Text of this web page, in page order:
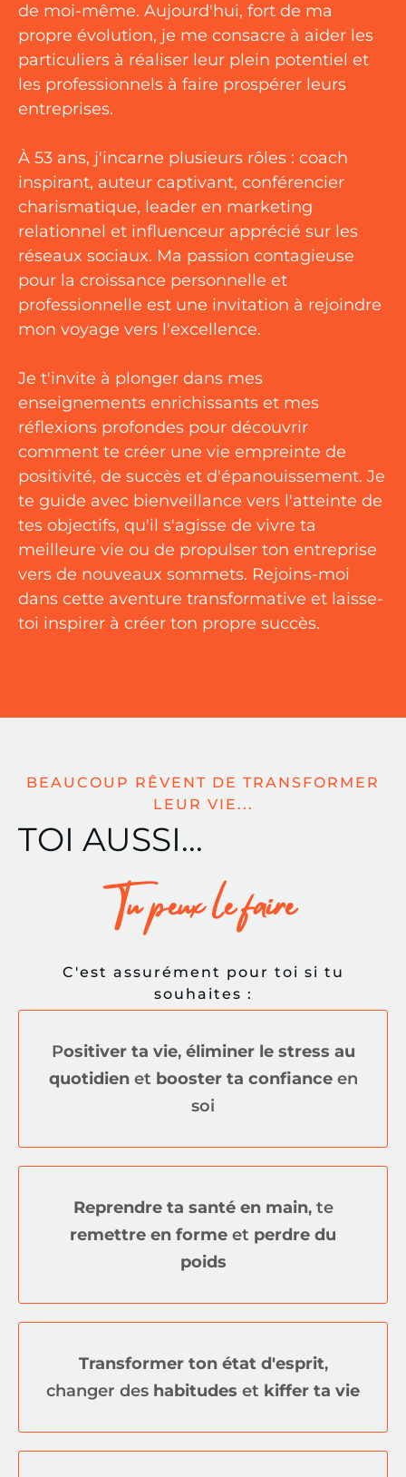
de moi-même. Aujourd'hui, fort de ma
propre évolution, je me consacre à aider les
particuliers à réaliser leur plein potentiel et
les professionnels à faire prospérer leurs
entreprises.
À 53 ans, j'incarne plusieurs rôles : coach
inspirant, auteur captivant, conférencier
charismatique, leader en marketing
relationnel et influenceur apprécié sur les
réseaux sociaux. Ma passion contagieuse
pour la croissance personnelle et
professionnelle est une invitation à rejoindre
mon voyage vers l'excellence.
Je t'invite à plonger dans mes
enseignements enrichissants et mes
réflexions profondes pour découvrir
comment te créer une vie empreinte de
positivité, de succès et d'épanouissement. Je
te guide avec bienveillance vers l'atteinte de
tes objectifs, qu'il s'agisse de vivre ta
meilleure vie ou de propulser ton entreprise
vers de nouveaux sommets. Rejoins-moi
dans cette aventure transformative et laisse-
toi inspirer à créer ton propre succès.
BEAUCOUP RÊVENT DE TRANSFORMER
LEUR VIE...
TOI AUSSI...
Tu peux le faire
C'est assurément pour toi si tu
souhaites :
Positiver ta vie, éliminer le stress au
quotidienet booster ta confianceen
soi
Reprendre ta santé en main, te
remettre en forme et perdre du
poids
Transformer ton état d'esprit,
changer des habitudes et kiffer ta vie